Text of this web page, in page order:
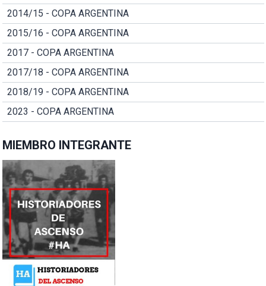
2014/15 - COPA ARGENTINA
2015/16 - COPA ARGENTINA
2017 - COPA ARGENTINA
2017/18 - COPA ARGENTINA
2018/19 - COPA ARGENTINA
2023 - COPA ARGENTINA
MIEMBRO INTEGRANTE